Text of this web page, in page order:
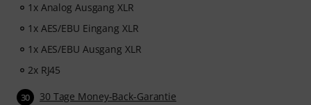
1x Analog Ausgang XLR
1x AES/EBU Eingang XLR
1x AES/EBU Ausgang XLR
2x RJ45
30 30 Tage Money-Back-Garantie